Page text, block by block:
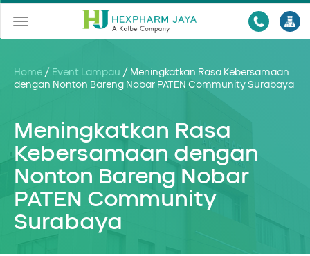
Toggle
navigation
Home / Event Lampau / Meningkatkan Rasa Kebersamaan
dengan Nonton Bareng Nobar PATEN Community Surabaya
Meningkatkan Rasa
Kebersamaan dengan
Nonton Bareng Nobar
PATEN Community
Surabaya